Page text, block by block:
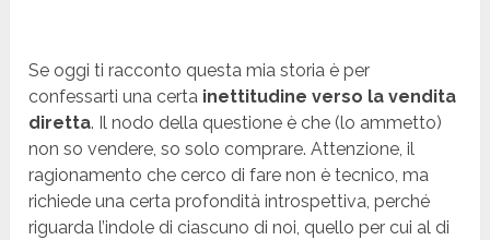
Se oggi ti racconto questa mia storia è per
confessarti una certa inettitudine verso la vendita
diretta. Il nodo della questione è che (lo ammetto)
non so vendere, so solo comprare. Attenzione, il
ragionamento che cerco di fare non è tecnico, ma
richiede una certa profondità introspettiva, perché
riguarda l’indole di ciascuno di noi, quello per cui al di